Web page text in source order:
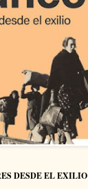
DESDE EL EXILIO